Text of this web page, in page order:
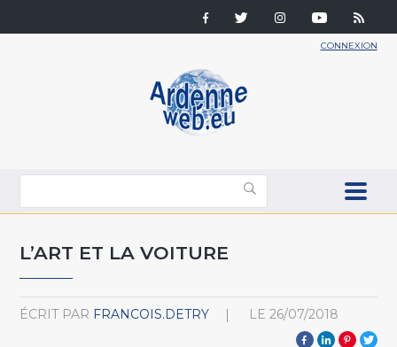
CONNEXION
L’ART ET LA VOITURE
ÉCRIT PAR FRANCOIS.DETRY LE 26/07/2018